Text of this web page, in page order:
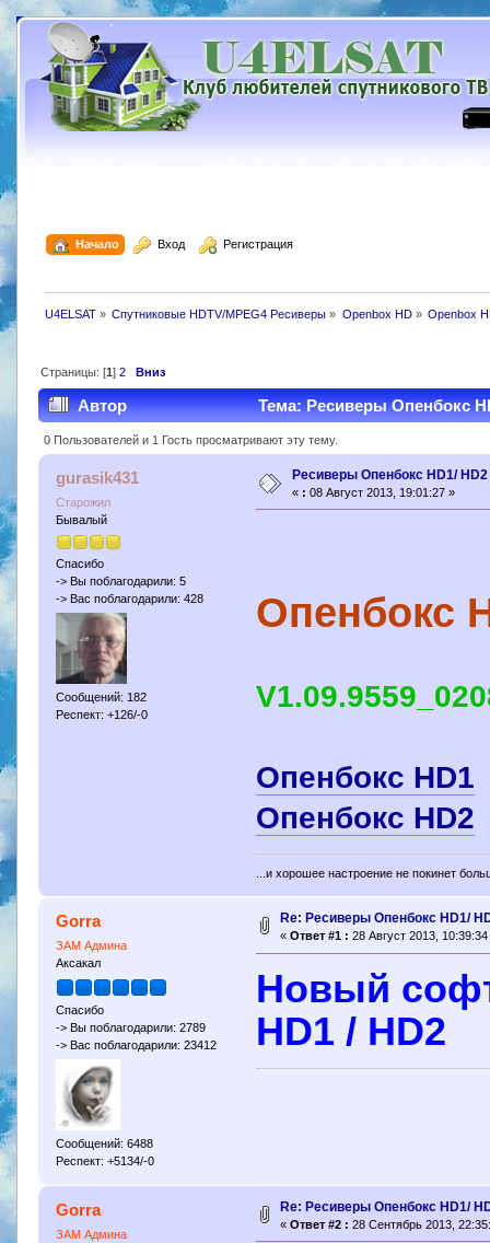
Начало Вход Регистрация
U4ELSAT» Спутниковые HDTV/MPEG4 Ресиверы » Openbox HD» Openbox
Страницы: [1] 2 Вниз
Автор Тема: Ресиверы Опенбокс
0 Пользователей и 1 Гость просматривают эту тему.
gurasik431
Старожил
Бывалый
Спасибо
-> Вы поблагодарили: 5
-> Вас поблагодарили: 428
Сообщений: 182
Респект: +126/-0
Ресиверы Опенбокс HD1/ HD2
« : 08 Август 2013, 19:01:27 »
Опенбокс
Опенбокс HD1
Опенбокс HD2
...и хорошее настроение не покинет
Gorra
ЗАМ Админа
Аксакал
Спасибо
-> Вы поблагодарили: 2789
-> Вас поблагодарили: 23412
Сообщений: 6488
Респект: +5134/-0
Re: Ресиверы Опенбокс HD1/
« Ответ #1 : 28 Август 2013, 10:39:34
Новый
HD1 / HD2
Gorra
ЗАМ Админа
Re: Ресиверы Опенбокс HD1/
« Ответ #2 : 28 Сентябрь 2013,